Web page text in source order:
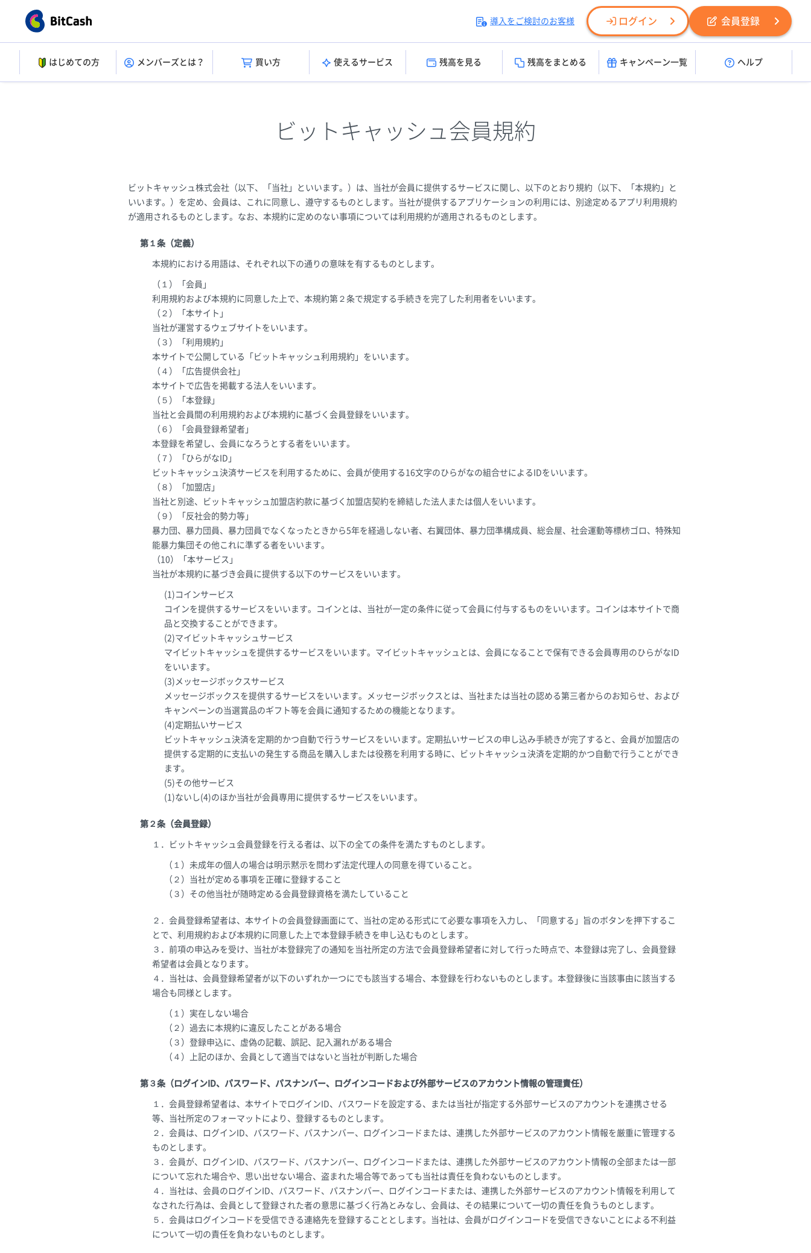
導入をご検討のお客様 ログイン 会員登録
はじめての方 メンバーズとは？ 買い方 使えるサービス 残高を見る 残高をまとめる キャンペーン一覧 ヘルプ
ビットキャッシュ会員規約
ビットキャッシュ株式会社（以下、「当社」といいます。）は、当社が会員に提供するサービスに関し、以下のとおり規約（以下、「本規約」と
いいます。）を定め、会員は、これに同意し、遵守するものとします。当社が提供するアプリケーションの利用には、別途定めるアプリ利用規約
が適用されるものとします。なお、本規約に定めのない事項については利用規約が適用されるものとします。
第１条（定義）
本規約における用語は、それぞれ以下の通りの意味を有するものとします。
（１）「会員」
利用規約および本規約に同意した上で、本規約第２条で規定する手続きを完了した利用者をいいます。
（２）「本サイト」
当社が運営するウェブサイトをいいます。
（３）「利用規約」
本サイトで公開している「ビットキャッシュ利用規約」をいいます。
（４）「広告提供会社」
本サイトで広告を掲載する法人をいいます。
（５）「本登録」
当社と会員間の利用規約および本規約に基づく会員登録をいいます。
（６）「会員登録希望者」
本登録を希望し、会員になろうとする者をいいます。
（７）「ひらがなID」
ビットキャッシュ決済サービスを利用するために、会員が使用する16文字のひらがなの組合せによるIDをいいます。
（８）「加盟店」
当社と別途、ビットキャッシュ加盟店約款に基づく加盟店契約を締結した法人または個人をいいます。
（９）「反社会的勢力等」
暴力団、暴力団員、暴力団員でなくなったときから5年を経過しない者、右翼団体、暴力団準構成員、総会屋、社会運動等標榜ゴロ、特殊知
能暴力集団その他これに準ずる者をいいます。
（10）「本サービス」
当社が本規約に基づき会員に提供する以下のサービスをいいます。
(1)コインサービス
コインを提供するサービスをいいます。コインとは、当社が一定の条件に従って会員に付与するものをいいます。コインは本サイトで商
品と交換することができます。
(2)マイビットキャッシュサービス
マイビットキャッシュを提供するサービスをいいます。マイビットキャッシュとは、会員になることで保有できる会員専用のひらがなID
をいいます。
(3)メッセージボックスサービス
メッセージボックスを提供するサービスをいいます。メッセージボックスとは、当社または当社の認める第三者からのお知らせ、および
キャンペーンの当選賞品のギフト等を会員に通知するための機能となります。
(4)定期払いサービス
ビットキャッシュ決済を定期的かつ自動で行うサービスをいいます。定期払いサービスの申し込み手続きが完了すると、会員が加盟店の
提供する定期的に支払いの発生する商品を購入しまたは役務を利用する時に、ビットキャッシュ決済を定期的かつ自動で行うことができ
ます。
(5)その他サービス
(1)ないし(4)のほか当社が会員専用に提供するサービスをいいます。
第２条（会員登録）
１．ビットキャッシュ会員登録を行える者は、以下の全ての条件を満たすものとします。
（１）未成年の個人の場合は明示黙示を問わず法定代理人の同意を得ていること。
（２）当社が定める事項を正確に登録すること
（３）その他当社が随時定める会員登録資格を満たしていること
２．会員登録希望者は、本サイトの会員登録画面にて、当社の定める形式にて必要な事項を入力し、「同意する」旨のボタンを押下するこ
とで、利用規約および本規約に同意した上で本登録手続きを申し込むものとします。
３．前項の申込みを受け、当社が本登録完了の通知を当社所定の方法で会員登録希望者に対して行った時点で、本登録は完了し、会員登録
希望者は会員となります。
４．当社は、会員登録希望者が以下のいずれか一つにでも該当する場合、本登録を行わないものとします。本登録後に当該事由に該当する
場合も同様とします。
（１）実在しない場合
（２）過去に本規約に違反したことがある場合
（３）登録申込に、虚偽の記載、誤記、記入漏れがある場合
（４）上記のほか、会員として適当ではないと当社が判断した場合
第３条（ログインID、パスワード、パスナンバー、ログインコードおよび外部サービスのアカウント情報の管理責任）
１．会員登録希望者は、本サイトでログインID、パスワードを設定する、または当社が指定する外部サービスのアカウントを連携させる
等、当社所定のフォーマットにより、登録するものとします。
２．会員は、ログインID、パスワード、パスナンバー、ログインコードまたは、連携した外部サービスのアカウント情報を厳重に管理する
ものとします。
３．会員が、ログインID、パスワード、パスナンバー、ログインコードまたは、連携した外部サービスのアカウント情報の全部または一部
について忘れた場合や、思い出せない場合、盗まれた場合等であっても当社は責任を負わないものとします。
４．当社は、会員のログインID、パスワード、パスナンバー、ログインコードまたは、連携した外部サービスのアカウント情報を利用して
なされた行為は、会員として登録された者の意思に基づく行為とみなし、会員は、その結果について一切の責任を負うものとします。
５．会員はログインコードを受信できる連絡先を登録することとします。当社は、会員がログインコードを受信できないことによる不利益
について一切の責任を負わないものとします。